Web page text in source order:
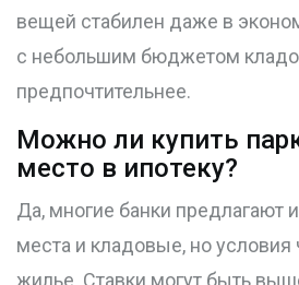
вещей стабилен даже в
с небольшим бюджетом
предпочтительнее.
Можно ли купить
место в ипотеку?
Да, многие банки предлагают
места и кладовые, но условия